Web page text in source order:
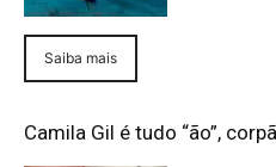
Saiba mais
Camila Gil é tudo “ão”,